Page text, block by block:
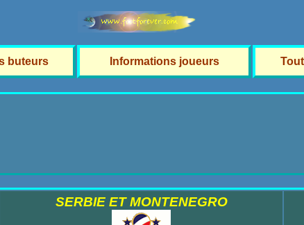
buteurs Informations joueurs
SERBIE ET MONTENEGRO